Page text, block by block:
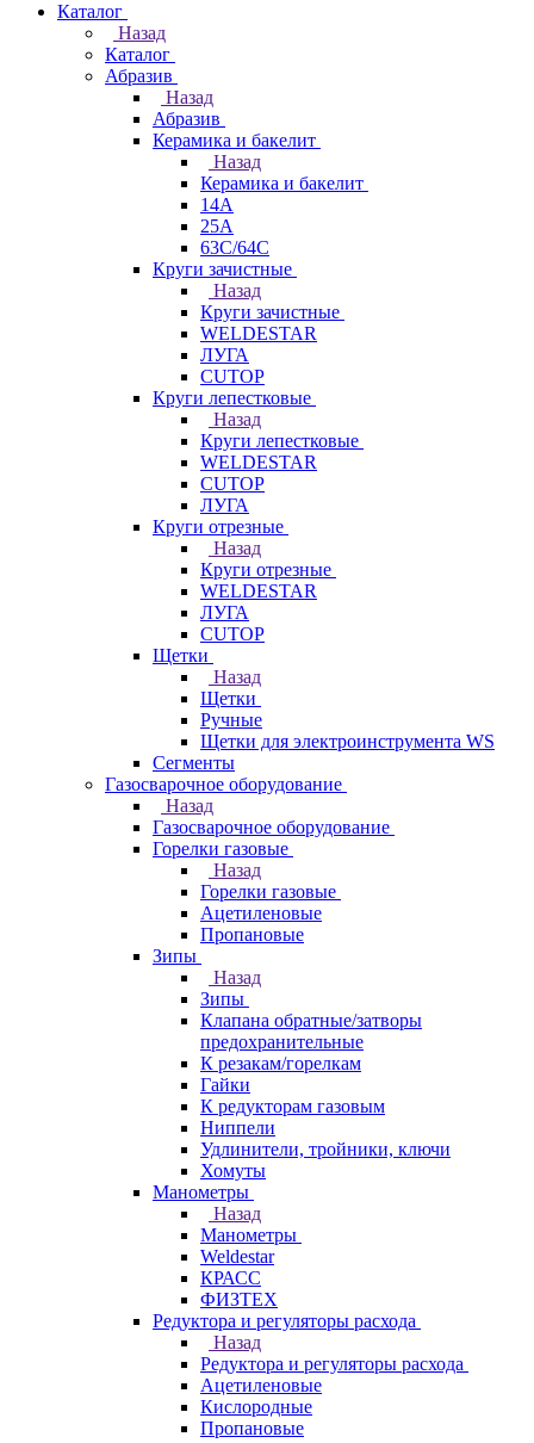
Каталог
Назад
Каталог
Абразив
Назад
Абразив
Керамика и бакелит
Назад
Керамика и бакелит
14А
25А
63С/64С
Круги зачистные
Назад
Круги зачистные
WELDESTAR
ЛУГА
CUTOP
Круги лепестковые
Назад
Круги лепестковые
WELDESTAR
CUTOP
ЛУГА
Круги отрезные
Назад
Круги отрезные
WELDESTAR
ЛУГА
CUTOP
Щетки
Назад
Щетки
Ручные
Щетки для электроинструмента WS
Сегменты
Газосварочное оборудование
Назад
Газосварочное оборудование
Горелки газовые
Назад
Горелки газовые
Ацетиленовые
Пропановые
Зипы
Назад
Зипы
Клапана обратные/затворы
предохранительные
К резакам/горелкам
Гайки
К редукторам газовым
Ниппели
Удлинители, тройники, ключи
Хомуты
Манометры
Назад
Манометры
Weldestar
КРАСС
ФИЗТЕХ
Редуктора и регуляторы расхода
Назад
Редуктора и регуляторы расхода
Ацетиленовые
Кислородные
Пропановые